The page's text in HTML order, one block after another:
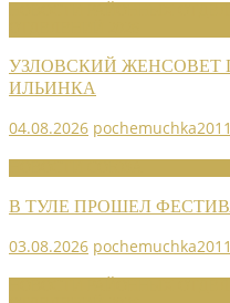
УЗЛОВСКИЙ ЖЕНСОВЕТ
ИЛЬИНКА
04.08.2026 pochemuchka2011
В ТУЛЕ ПРОШЕЛ
03.08.2026 pochemuchka2011